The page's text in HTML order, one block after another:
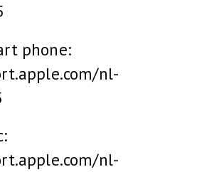
phone:
nl-
nl-